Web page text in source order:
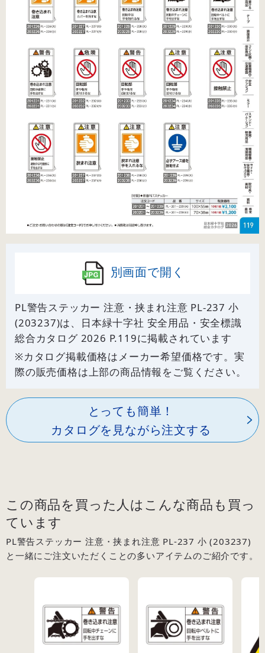
別画面で開く
PL警告ステッカー 注意・挟まれ注意 PL-237 小
(203237)は、日本緑十字社 安全用品・安全標識
総合カタログ 2026 P.119に掲載されています
※カタログ掲載価格はメーカー希望価格です。実
際の販売価格は上部の商品情報をご覧ください。
とっても簡単！
カタログを見ながら注文する
この商品を買った人はこんな商品も買っ
ています
PL警告ステッカー 注意・挟まれ注意 PL-237 小 (203237)
と一緒にご注文いただくことの多いアイテムのご紹介です。